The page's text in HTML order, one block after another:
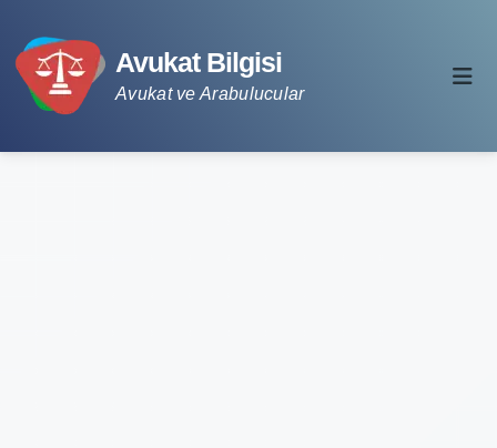
Avukat Bilgisi
Avukat ve Arabulucular